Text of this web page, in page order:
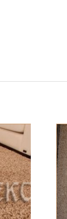
72 000 ₽
90 000 ₽
96 000 ₽
120 000 ₽